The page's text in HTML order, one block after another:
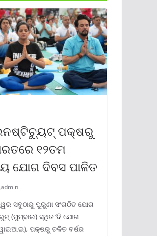
ପକ୍ଷରୁ
୧୨ତମ
ଯୋଗ ଦିବସ ପାଳିତ
admin
ସବୁଠାରୁ ପୁରୁଣା ସଂଗଠିତ ଯୋଗ
(ମୁମ୍ବାଇ) ସ୍ଥିତ ‘ଦି ଯୋଗ
ପକ୍ଷରୁ ଚଳିତ ବର୍ଷର